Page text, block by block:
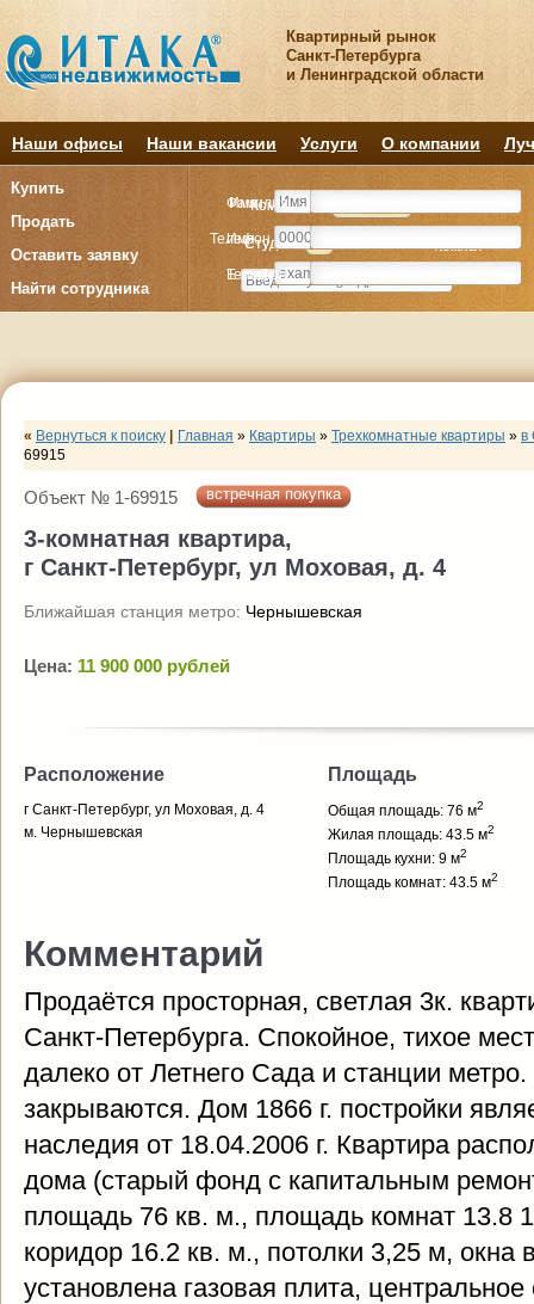
Квартирный рынок
Санкт-Петербурга
и Ленинградской области
Наши офисы Наши вакансии Услуги О компании
Купить
Продать
Оставить заявку
Найти сотрудника
Комнату
Студия Комнат
Комнату
Студия Комнат
Имя
Телефон
E-mail
Фамилия
Имя
Телефон
« Вернуться к поиску Главная » Квартиры » Трехкомнатные квартиры » в
69915
Объект № 1-69915 встречная покупка
3-комнатная квартира,
г Санкт-Петербург, ул Моховая, д. 4
Ближайшая станция метро: Чернышевская
Цена: 11 900 000 рублей
Расположение
г Санкт-Петербург, ул Моховая, д. 4
м. Чернышевская
Площадь
Общая площадь: 76 м2
Жилая площадь: 43.5 м2
Площадь кухни: 9 м2
Площадь комнат: 43.5 м2
Комментарий
Продаётся просторная, светлая 3к.
Санкт-Петербурга. Спокойное, тихое
далеко от Летнего Сада и станции
закрываются. Дом 1866 г. постройки
наследия от 18.04.2006 г. Квартира
дома (старый фонд с капитальным
площадь 76 кв. м., площадь комнат 13.8
коридор 16.2 кв. м., потолки 3,25 м, окна
установлена газовая плита,